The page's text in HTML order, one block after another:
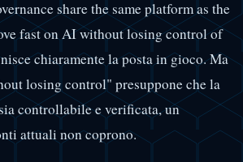
share the same platform as the
fast on AI without losing control of
chiaramente la posta in gioco. Ma
losing control" presuppone che la
controllabile e verificata, un
attuali non coprono.